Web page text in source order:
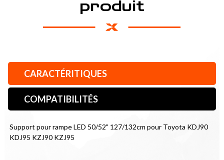
produit
CARACTÉRITIQUES
COMPATIBILITÉS
Support pour rampe LED 50/52" 127/132cm pour Toyota KDJ90
KDJ95 KZJ90 KZJ95